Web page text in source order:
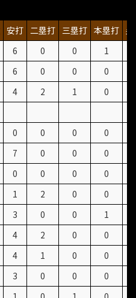
安打 二塁打 三塁打 本塁打
6 0 0 1
6 0 0
0
4 2 1 0
0 0 0
0
7 0 0
0
0 0 0
0
1 2 0
0
3 0 0
1
4 2 0
0
4 1 0
0
3 0 0
0